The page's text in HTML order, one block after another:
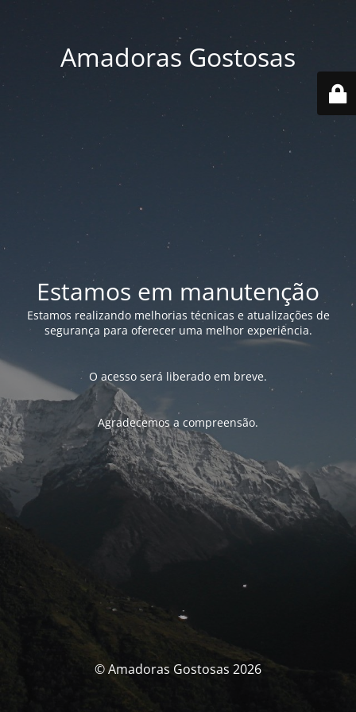
Amadoras Gostosas
Estamos em manutenção
Estamos realizando melhorias técnicas e atualizações de
segurança para oferecer uma melhor experiência.
O acesso será liberado em breve.
Agradecemos a compreensão.
© Amadoras Gostosas 2026